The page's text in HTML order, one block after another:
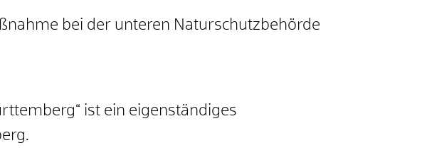
bei der unteren Naturschutzbehörde
ist ein eigenständiges